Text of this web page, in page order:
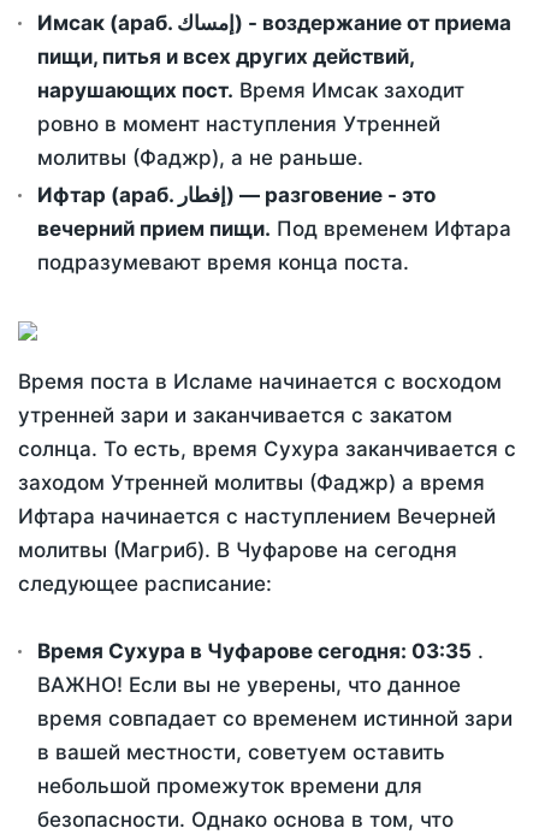
Имсак (араб. إمساك) - воздержание от приема
пищи, питья и всех других действий,
нарушающих пост. Время Имсак заходит
ровно в момент наступления Утренней
молитвы (Фаджр), а не раньше.
Ифтар (араб. إفطار) — разговение - это
вечерний прием пищи. Под временем Ифтара
подразумевают время конца поста.
Время поста в Исламе начинается с восходом
утренней зари и заканчивается с закатом
солнца. То есть, время Сухура заканчивается с
заходом Утренней молитвы (Фаджр) а время
Ифтара начинается с наступлением Вечерней
молитвы (Магриб). В Чуфарове на сегодня
следующее расписание:
Время Сухура в Чуфарове сегодня: 03:35 .
ВАЖНО! Если вы не уверены, что данное
время совпадает со временем истинной зари
в вашей местности, советуем оставить
небольшой промежуток времени для
безопасности. Однако основа в том, что